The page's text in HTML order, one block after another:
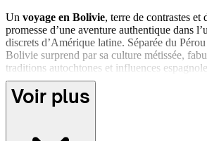
Un voyage en Bolivie, terre de contrastes et
promesse d’une aventure authentique dans
discrets d’Amérique latine. Séparée du
Bolivie surprend par sa culture métissée,
traditions autochtones et influences
Pays de montagnes qui tutoient le ciel, de
mystérieuses et de pueblos aux traditions
Voir plus